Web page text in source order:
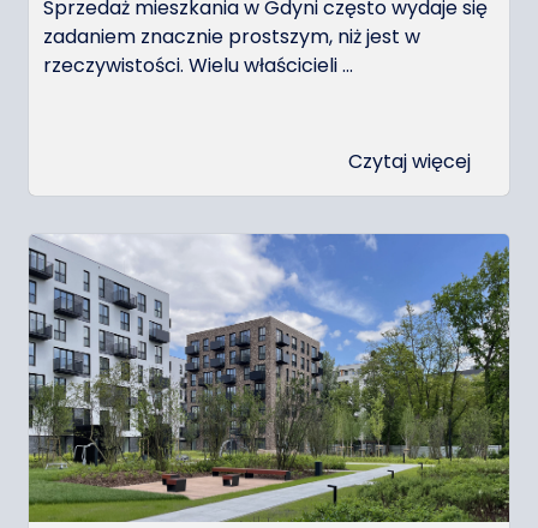
Sprzedaż mieszkania w Gdyni często wydaje się
zadaniem znacznie prostszym, niż jest w
rzeczywistości. Wielu właścicieli ...
Czytaj więcej